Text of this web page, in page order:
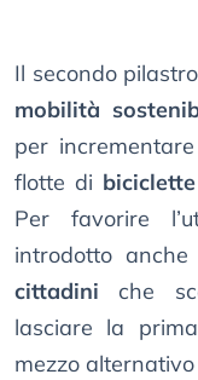
Il secondo
mobilità
per
flotte di
Per favorire
introdotto anche
cittadini che
lasciare la
mezzo